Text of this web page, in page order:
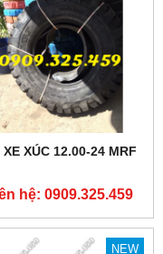
XE XÚC 12.00-24 MRF
hệ: 0909.325.459
NEW